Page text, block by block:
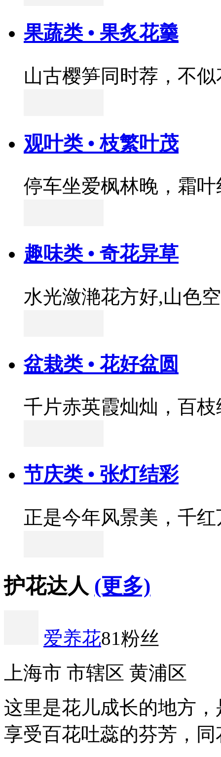
果蔬类 • 果炙花羹
山古樱笋同时荐，不
观叶类 • 枝繁叶茂
停车坐爱枫林晚，霜
趣味类 • 奇花异草
水光潋滟花方好,山色
盆栽类 • 花好盆圆
千片赤英霞灿灿，百
节庆类 • 张灯结彩
正是今年风景美，千
护花达人 (更多)
爱养花81粉丝
上海市 市辖区 黄浦区
这里是花儿成长的地方
享受百花吐蕊的芬芳，